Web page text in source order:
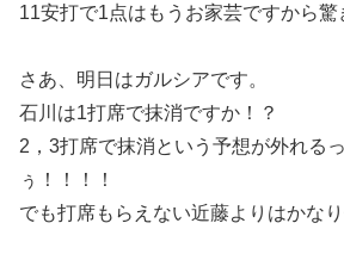
11安打で1点はもうお家芸ですから驚
さあ、明日はガルシアです。
石川は1打席で抹消ですか！？
2，3打席で抹消という予想が外れる
ぅ！！！！
でも打席もらえない近藤よりはかな